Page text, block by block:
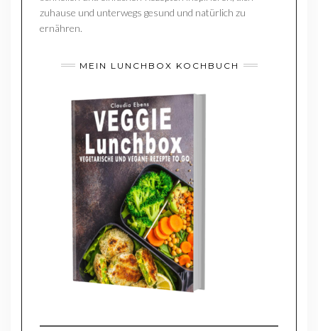
zuhause und unterwegs gesund und natürlich zu
ernähren.
MEIN LUNCHBOX KOCHBUCH